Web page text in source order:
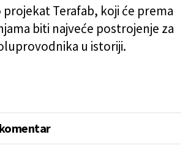
projekat Terafab, koji će prema
biti najveće postrojenje za
u istoriji.